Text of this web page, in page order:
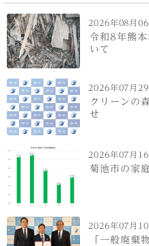
2026年08月06
令和8年熊
いて
2026年07月29
クリーンの
せ
2026年07月16
菊池市の家
2026年07月10
「一般廃棄